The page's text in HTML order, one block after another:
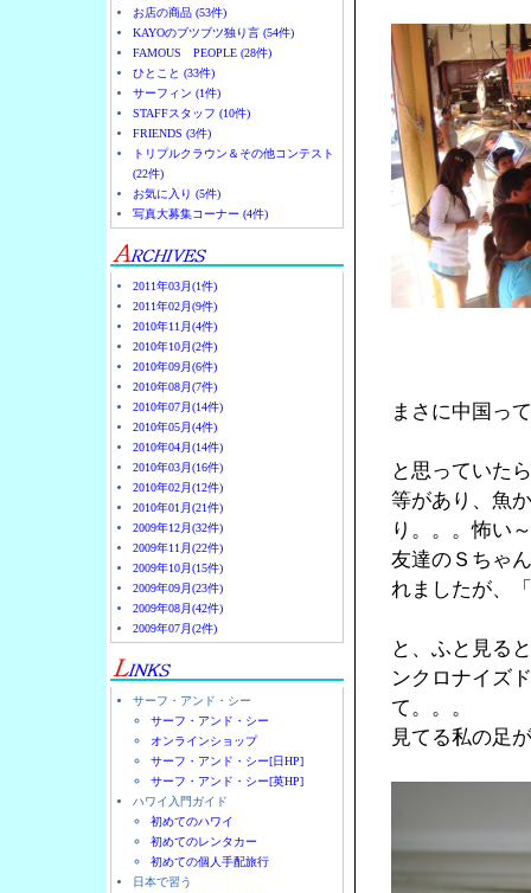
お店の商品 (53件)
KAYOのブツブツ独り言 (54件)
FAMOUS PEOPLE (28件)
ひとこと (33件)
サーフィン (1件)
STAFFスタッフ (10件)
FRIENDS (3件)
トリプルクラウン＆その他コンテスト
(22件)
お気に入り (5件)
写真大募集コーナー (4件)
2011年03月(1件)
2011年02月(9件)
2010年11月(4件)
2010年10月(2件)
2010年09月(6件)
2010年08月(7件)
2010年07月(14件)
2010年05月(4件)
2010年04月(14件)
2010年03月(16件)
2010年02月(12件)
2010年01月(21件)
2009年12月(32件)
2009年11月(22件)
2009年10月(15件)
2009年09月(23件)
2009年08月(42件)
2009年07月(2件)
サーフ・アンド・シー
サーフ・アンド・シー
オンラインショップ
サーフ・アンド・シー[日HP]
サーフ・アンド・シー[英HP]
ハワイ入門ガイド
初めてのハワイ
初めてのレンタカー
初めての個人手配旅行
日本で習う
まさに中国っ
と思っていた
等があり、魚
り。。。怖い～
友達のＳちゃ
れましたが、
と、ふと見る
ンクロナイズ
て。。。
見てる私の足